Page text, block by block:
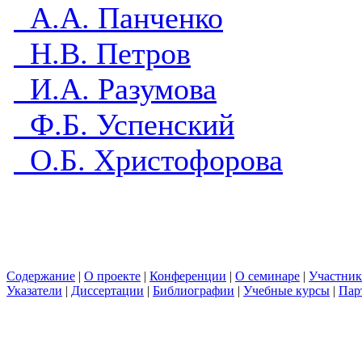
А.А. Панченко
Н.В. Петров
И.А. Разумова
Ф.Б. Успенский
О.Б. Христофорова
Содержание | О проекте | Конференции | О семинаре |
Указатели | Диссертации | Библиографии | Учебные курсы |